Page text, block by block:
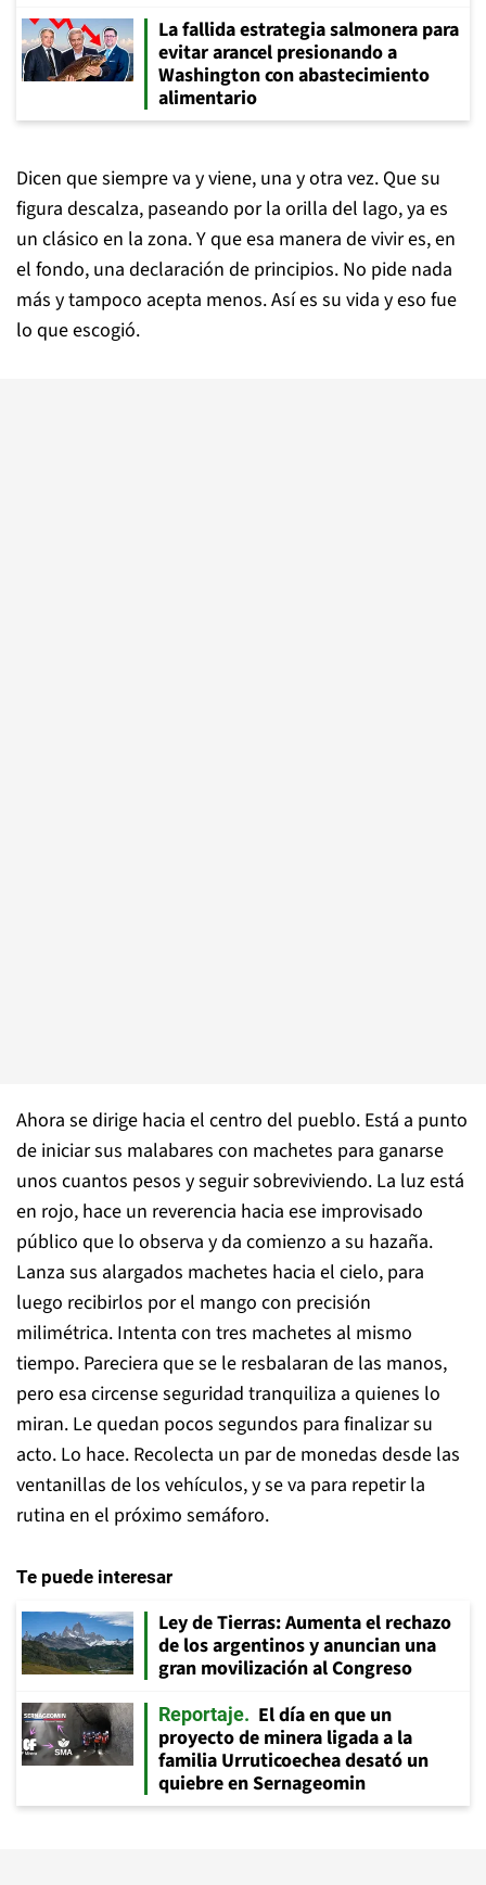
La fallida estrategia salmonera para
evitar arancel presionando a
Washington con abastecimiento
alimentario
Dicen que siempre va y viene, una y otra vez. Que su
figura descalza, paseando por la orilla del lago, ya es
un clásico en la zona. Y que esa manera de vivir es, en
el fondo, una declaración de principios. No pide nada
más y tampoco acepta menos. Así es su vida y eso fue
lo que escogió.
Ahora se dirige hacia el centro del pueblo. Está a punto
de iniciar sus malabares con machetes para ganarse
unos cuantos pesos y seguir sobreviviendo. La luz está
en rojo, hace un reverencia hacia ese improvisado
público que lo observa y da comienzo a su hazaña.
Lanza sus alargados machetes hacia el cielo, para
luego recibirlos por el mango con precisión
milimétrica. Intenta con tres machetes al mismo
tiempo. Pareciera que se le resbalaran de las manos,
pero esa circense seguridad tranquiliza a quienes lo
miran. Le quedan pocos segundos para finalizar su
acto. Lo hace. Recolecta un par de monedas desde las
ventanillas de los vehículos, y se va para repetir la
rutina en el próximo semáforo.
Te puede interesar
Ley de Tierras: Aumenta el rechazo
de los argentinos y anuncian una
gran movilización al Congreso
Reportaje
El día en que un
proyecto de minera ligada a la
familia Urruticoechea desató un
quiebre en Sernageomin